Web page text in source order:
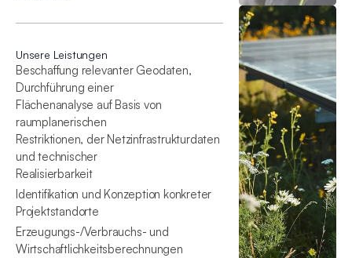
Unsere Leistungen
Beschaffung relevanter Geodaten,
Durchführung einer
Flächenanalyse auf Basis von
raumplanerischen
Restriktionen, der Netzinfrastrukturdaten
und technischer
Realisierbarkeit
Identifikation und Konzeption konkreter
Projektstandorte
Erzeugungs-/Verbrauchs- und
Wirtschaftlichkeitsberechnungen